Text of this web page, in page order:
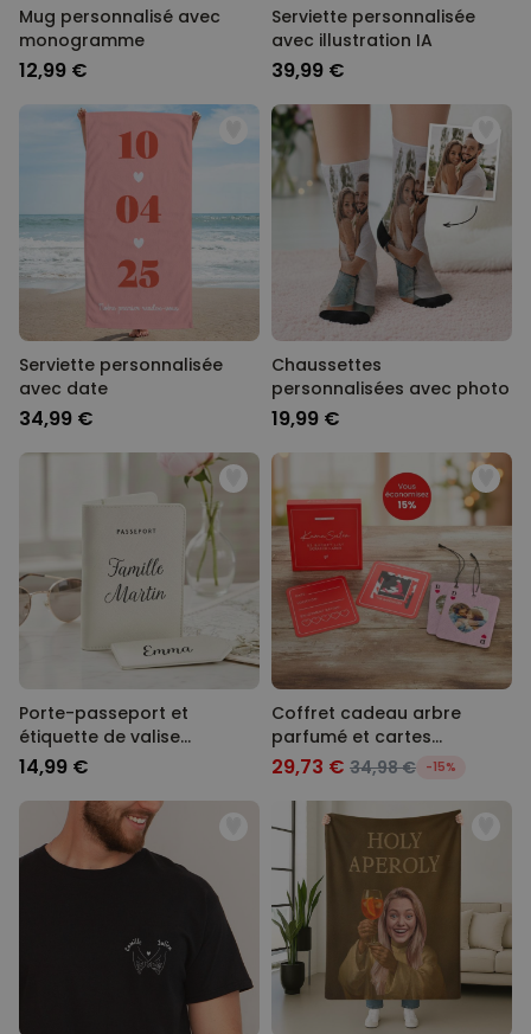
Mug personnalisé avec
monogramme
12,99 €
Serviette personnalisée
avec illustration IA
39,99 €
Serviette personnalisée
avec date
34,99 €
Chaussettes
personnalisées avec photo
19,99 €
Porte-passeport et
étiquette de valise
personnalisés avec texte
14,99 €
Coffret cadeau arbre
parfumé et cartes
Kamasutra
29,73 € 34,98 € -15%